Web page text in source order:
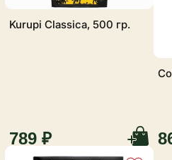
Kurupi Classica, 500 гр.
789 ₽